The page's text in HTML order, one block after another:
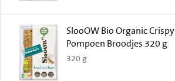
SlooOW Bio Organic Crispy
Pompoen Broodjes 320 g
320 g